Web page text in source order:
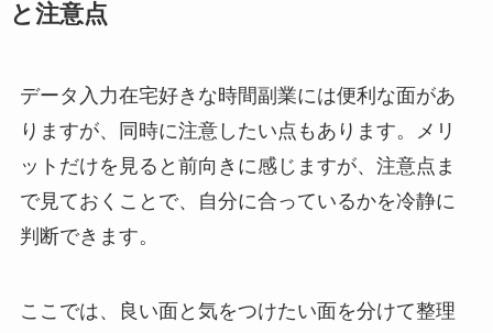
と注意点
データ入力在宅好きな時間副業には便利な面があ
りますが、同時に注意したい点もあります。メリ
ットだけを見ると前向きに感じますが、注意点ま
で見ておくことで、自分に合っているかを冷静に
判断できます。
ここでは、良い面と気をつけたい面を分けて整理